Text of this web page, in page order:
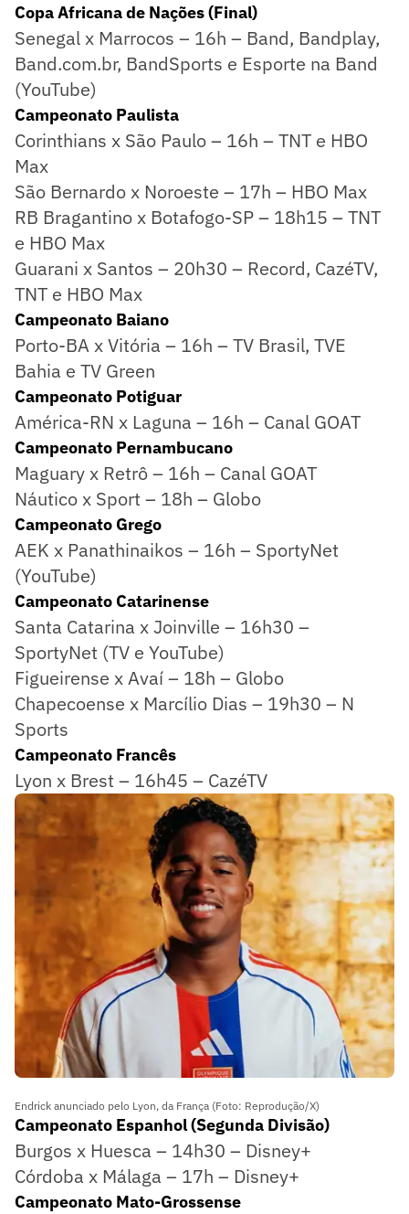
Copa Africana de Nações (Final)
Senegal x Marrocos – 16h – Band, Bandplay,
Band.com.br, BandSports e Esporte na Band
(YouTube)
Campeonato Paulista
Corinthians x São Paulo – 16h – TNT e HBO
Max
São Bernardo x Noroeste – 17h – HBO Max
RB Bragantino x Botafogo-SP – 18h15 – TNT
e HBO Max
Guarani x Santos – 20h30 – Record, CazéTV,
TNT e HBO Max
Campeonato Baiano
Porto-BA x Vitória – 16h – TV Brasil, TVE
Bahia e TV Green
Campeonato Potiguar
América-RN x Laguna – 16h – Canal GOAT
Campeonato Pernambucano
Maguary x Retrô – 16h – Canal GOAT
Náutico x Sport – 18h – Globo
Campeonato Grego
AEK x Panathinaikos – 16h – SportyNet
(YouTube)
Campeonato Catarinense
Santa Catarina x Joinville – 16h30 –
SportyNet (TV e YouTube)
Figueirense x Avaí – 18h – Globo
Chapecoense x Marcílio Dias – 19h30 – N
Sports
Campeonato Francês
Lyon x Brest – 16h45 – CazéTV
Endrick anunciado pelo Lyon, da França (Foto: Reprodução/X)
Campeonato Espanhol (Segunda Divisão)
Burgos x Huesca – 14h30 – Disney+
Córdoba x Málaga – 17h – Disney+
Campeonato Mato-Grossense